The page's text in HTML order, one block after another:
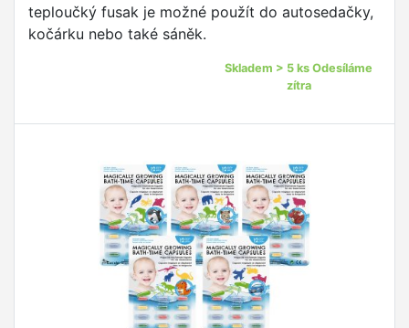
teploučký fusak je možné použít do autosedačky,
kočárku nebo také sáněk.
Skladem > 5 ks Odesíláme
zítra